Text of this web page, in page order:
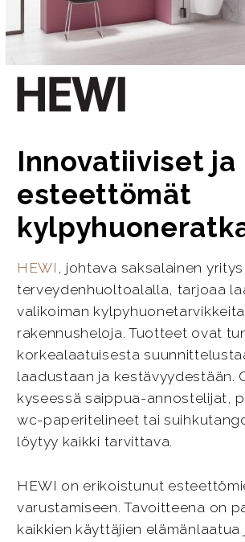
Innovatiiviset ja
esteettömät
HEWI , johtava saksalainen yritys
terveydenhuoltoalalla, tarjoaa
valikoiman
rakennusheloja. Tuotteet ovat
korkealaatuisesta
laadustaan ja kestävyydestään.
kyseessä saippua-annostelijat,
wc-paperitelineet tai
löytyy kaikki tarvittava.
HEWI on erikoistunut
varustamiseen. Tavoitteena on
kaikkien käyttäjien elämänlaatua